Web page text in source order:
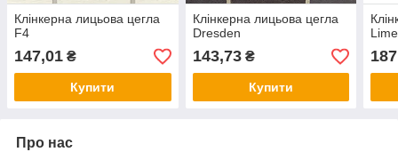
Клінкерна лицьова цегла
F4
147,01 ₴
Купити
Клінкерна лицьова цегла
Dresden
143,73₴
Купити
Про нас